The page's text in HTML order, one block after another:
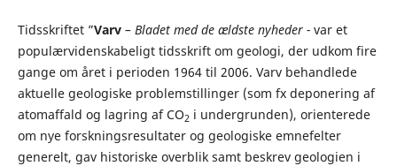
Tidsskriftet ”Varv – Bladet med de ældste nyheder -var et
populærvidenskabeligt tidsskrift om geologi, der udkom fire
gange om året i perioden 1964 til 2006. Varv behandlede
aktuelle geologiske problemstillinger (som fx deponering af
atomaffald og lagring af CO2 i undergrunden), orienterede
om nye forskningsresultater og geologiske emnefelter
generelt, gav historiske overblik samt beskrev geologien i